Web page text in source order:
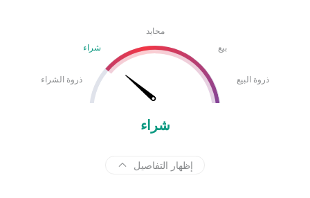
محايد
بيع
شراء
ذروة البيع ذروة الشراء
شراء
إظهار التفاصيل